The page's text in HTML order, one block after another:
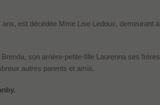
est décédée Mme Lise Ledoux, demeurant à
son arrière-petite-fille Laurenna ses frères
autres parents et amis.